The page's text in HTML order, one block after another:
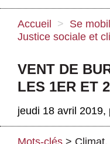
Attac ?
Nos idées
Se mobiliser
Publications
Agenda
Accueil > Se
Justice sociale et
VENT DE
LES 1ER ET
jeudi 18 avril 2019,